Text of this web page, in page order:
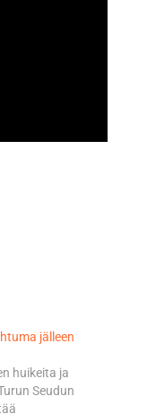
jälleen
huikeita ja
Seudun